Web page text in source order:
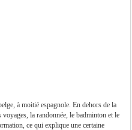
à moitié espagnole. En dehors de la
la randonnée, le badminton et le
ce qui explique une certaine